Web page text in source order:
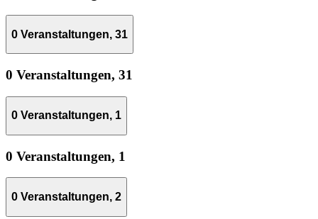
0 Veranstaltungen, 31
0 Veranstaltungen, 31
0 Veranstaltungen, 1
0 Veranstaltungen, 1
0 Veranstaltungen, 2